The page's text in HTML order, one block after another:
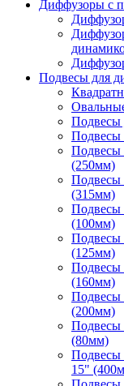
Диффузоры с
Подвесы для
Подвесы
Подвесы
Подвесы
(250мм)
Подвесы
(315мм)
Подвесы
(100мм)
Подвесы
(125мм)
Подвесы
(160мм)
Подвесы
(200мм)
Подвесы
(80мм)
Подвесы
15"